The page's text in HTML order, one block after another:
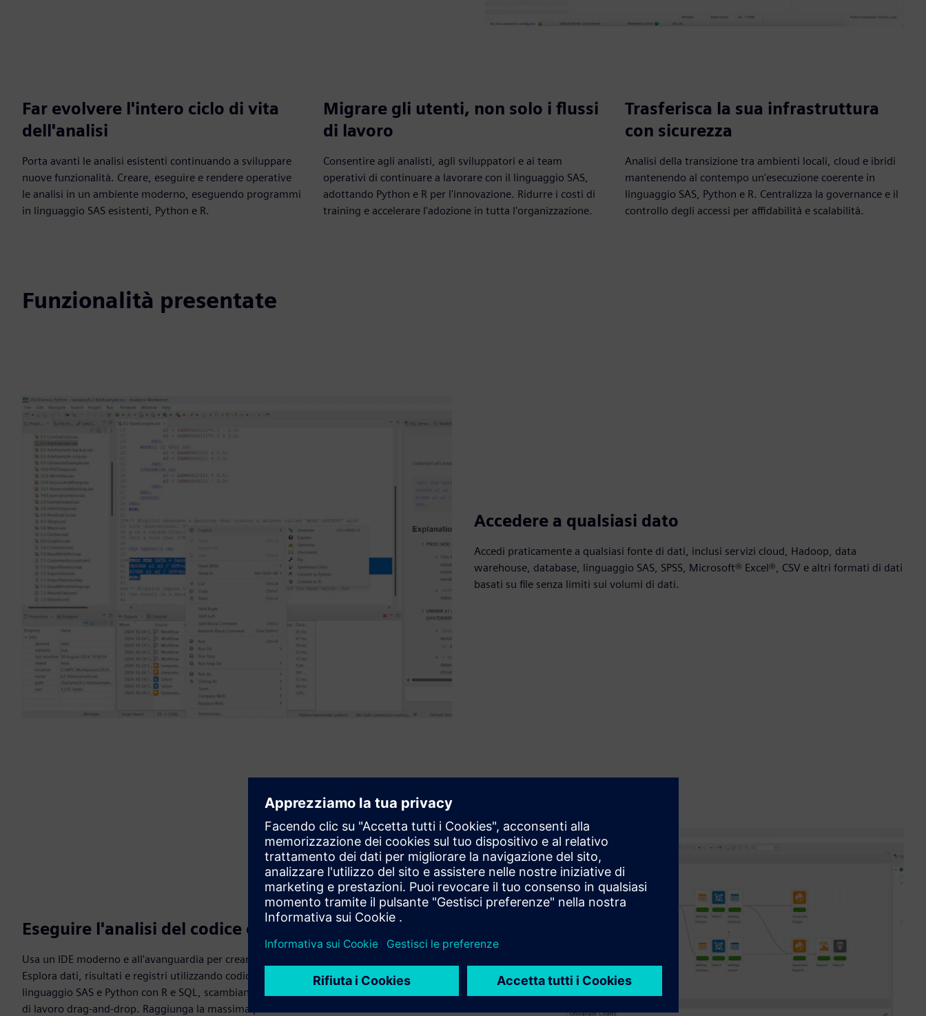
Far evolvere l'intero ciclo di vita
dell'analisi
Porta avanti le analisi esistenti continuando a sviluppare
nuove funzionalità. Creare, eseguire e rendere operative
le analisi in un ambiente moderno, eseguendo programmi
in linguaggio SAS esistenti, Python e R.
Migrare gli utenti, non solo i flussi
di lavoro
Consentire agli analisti, agli sviluppatori e ai team
operativi di continuare a lavorare con il linguaggio SAS,
adottando Python e R per l'innovazione. Ridurre i costi di
training e accelerare l'adozione in tutta l'organizzazione.
Trasferisca la sua infrastruttura
con sicurezza
Analisi della transizione tra ambienti locali, cloud e ibridi
mantenendo al contempo un'esecuzione coerente in
linguaggio SAS, Python e R. Centralizza la governance e il
controllo degli accessi per affidabilità e scalabilità.
Funzionalità presentate
Accedere a qualsiasi dato
Accedi praticamente a qualsiasi fonte di dati, inclusi servizi cloud, Hadoop, data
warehouse, database, linguaggio SAS, SPSS, Microsoft® Excel®, CSV e altri formati di dati
basati su file senza limiti sui volumi di dati.
Eseguire l'analisi del codice con più lingue
Usa un IDE moderno e all'avanguardia per creare, mantenere ed eseguire programmi.
Esplora dati, risultati e registri utilizzando codice, no-code o una combinazione. Unisci il
linguaggio SAS e Python con R e SQL, scambiando dati tra loro senza interruzioni e flussi
di lavoro drag-and-drop. Raggiunga la massima produttività lavorando con dati